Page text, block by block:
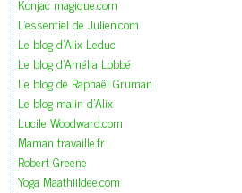
Konjac magique.com
L'essentiel de Julien.com
Le blog d'Alix Leduc
Le blog d'Amélia Lobbé
Le blog de Raphaël Gruman
Le blog malin d'Alix
Lucile Woodward.com
Maman travaille.fr
Robert Greene
Yoga Maathiildee.com